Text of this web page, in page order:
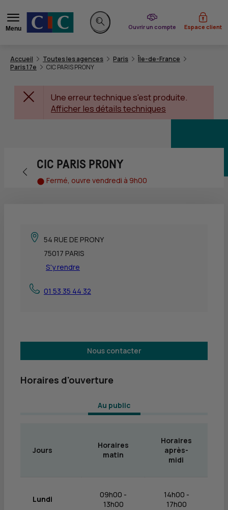
Menu
Rechercher sur le site
Ouvrir un compte
du CIC Espace client
Accueil Toutes les agences Paris
Île-de-France
Paris 17e
CIC PARIS PRONY
Une erreur technique s'est produite.
Afficher les détails techniques
Retour vers la page précédente
CIC PARIS PRONY
Fermé, ouvre vendredi à 9h00
54 RUE DE PRONY
75017 PARIS
S'y rendre
01 53 35 44 32
Nous contacter
Horaires d'ouverture
Au public
Jours
Horaires
matin
Horaires
après-
midi
Lundi
09h00 -
13h00
14h00 -
17h00